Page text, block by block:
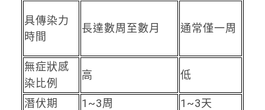
具傳染力
時間
長達數周至數月 通常僅一周
無症狀感
染比例
高 低
潛伏期 1~3周
1~3天